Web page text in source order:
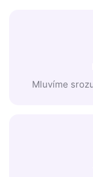
Mluvíme